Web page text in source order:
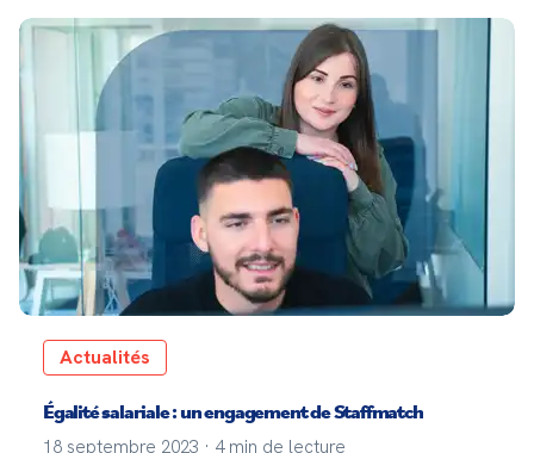
Actualités
Égalité salariale : un engagement de Staffmatch
18 septembre 2023 · 4 min de lecture